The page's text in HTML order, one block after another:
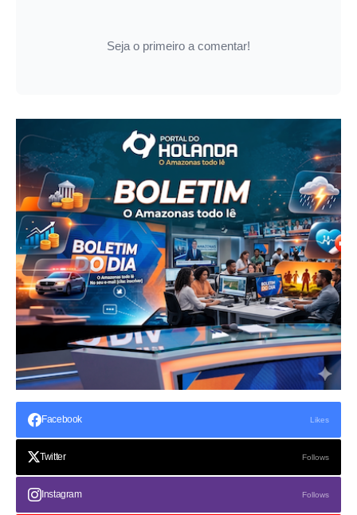
Seja o primeiro a comentar!
Facebook Likes
Twitter Follows
Instagram Follows